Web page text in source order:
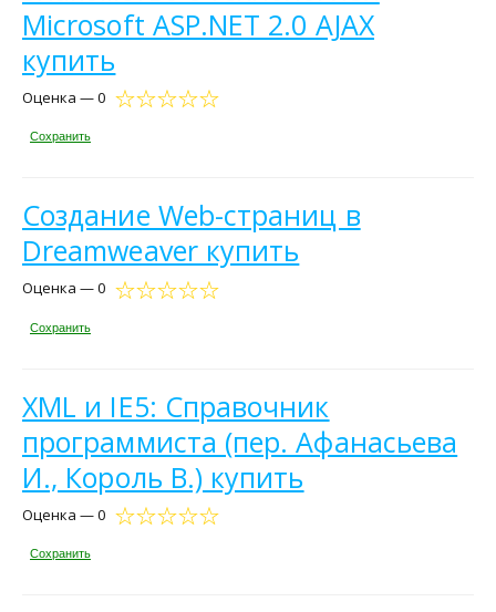
Microsoft ASP.NET 2.0 AJAX
купить
Оценка — 0
Сохранить
Создание Web-страниц в
Dreamweaver купить
Оценка — 0
Сохранить
XML и IE5: Справочник
программиста (пер. Афанасьева
И., Король В.) купить
Оценка — 0
Сохранить